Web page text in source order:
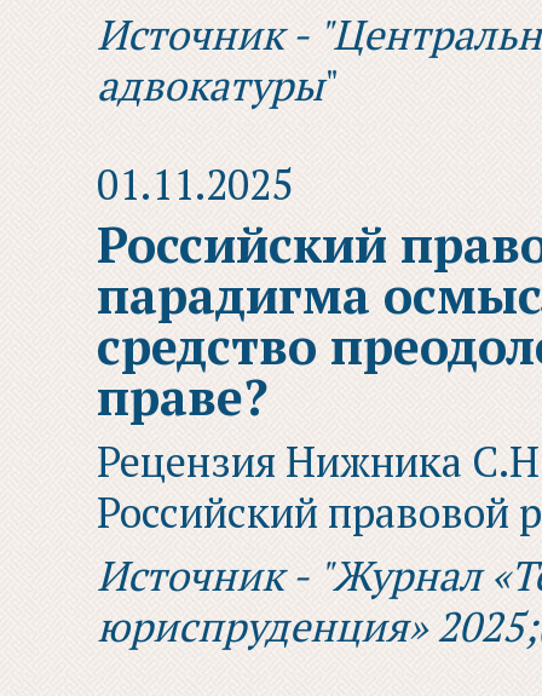
Источник -
адвокатуры"
01.11.2025
Российский
парадигма
средство
праве?
Рецензия Нижника
Российский правовой
Источник - "Журнал
юриспруденция»